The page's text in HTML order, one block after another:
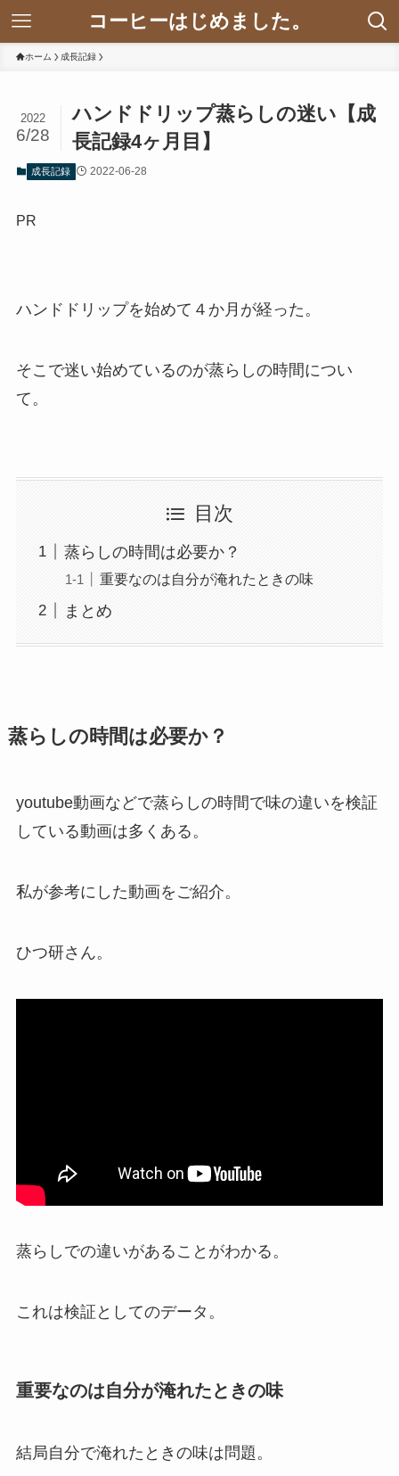
コーヒーはじめました。
ホーム 成長記録
ハンドドリップ蒸らしの迷い【成
長記録4ヶ月目】
2022
6/28
成長記録 2022-06-28
PR
ハンドドリップを始めて４か月が経った。
そこで迷い始めているのが蒸らしの時間につい
て。
目次
蒸らしの時間は必要か？
重要なのは自分が淹れたときの味
まとめ
蒸らしの時間は必要か？
youtube動画などで蒸らしの時間で味の違いを検証
している動画は多くある。
私が参考にした動画をご紹介。
ひつ研さん。
蒸らしでの違いがあることがわかる。
これは検証としてのデータ。
重要なのは自分が淹れたときの味
結局自分で淹れたときの味は問題。